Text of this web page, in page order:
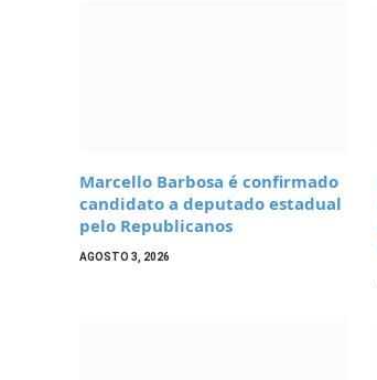
Marcello Barbosa é confirmado
candidato a deputado estadual
pelo Republicanos
AGOSTO 3, 2026